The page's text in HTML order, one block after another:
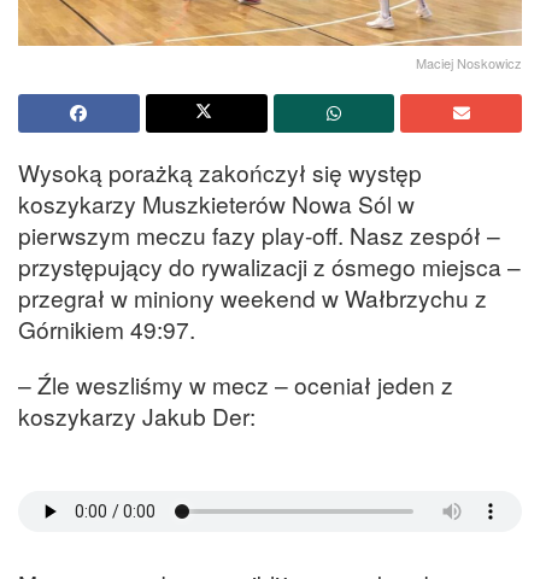
Maciej Noskowicz
Wysoką porażką zakończył się występ
koszykarzy Muszkieterów Nowa Sól w
pierwszym meczu fazy play-off. Nasz zespół –
przystępujący do rywalizacji z ósmego miejsca –
przegrał w miniony weekend w Wałbrzychu z
Górnikiem 49:97.
– Źle weszliśmy w mecz – oceniał jeden z
koszykarzy Jakub Der: